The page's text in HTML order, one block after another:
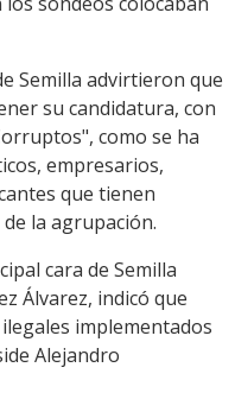
Semilla advirtieron que
su candidatura, con
como se ha
empresarios,
que tienen
la agrupación.
cara de Semilla
Álvarez, indicó que
implementados
Alejandro